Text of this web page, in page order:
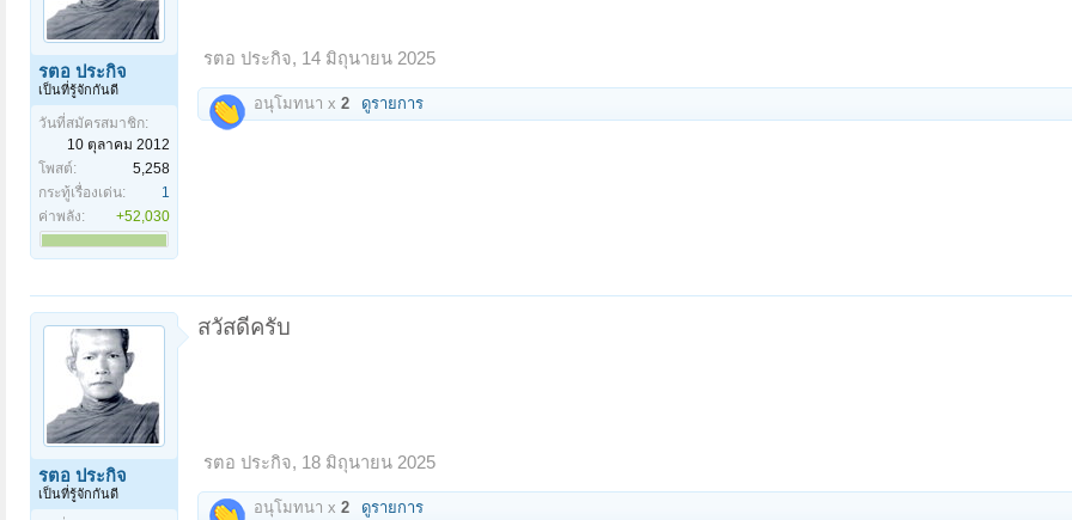
รตอ ประกิจ
เป็นที่รู้จักกันดี
วันที่สมัครสมาชิก:
10 ตุลาคม 2012
โพสต์:
5,258
กระทู้เรื่องเด่น:
1
ค่าพลัง:
+52,030
รตอ ประกิจ, 14 มิถุนายน 2025
อนุโมทนา x 2 ดูรายการ
รตอ ประกิจ
เป็นที่รู้จักกันดี
สวัสดีครับ
รตอ ประกิจ, 18 มิถุนายน 2025
อนุโมทนา x 2 ดูรายการ